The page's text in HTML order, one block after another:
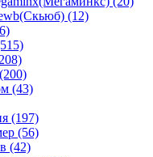
(12)
(200)
(43)
(197)
(56)
(42)